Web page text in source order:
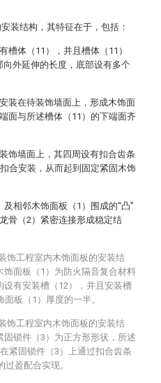
装结构，其特征在于，包括：
槽体（11），并且槽体（11）
外延伸的长度，底部设有多个
装在待装饰墙面上，形成木饰面
面与所述槽体（11）的下端面齐
饰墙面上，其四周设有扣合齿条
合安装，从而起到固定紧固木饰
相邻木饰面板（1）围成的“凸”
骨（2）紧密连接形成稳定结
饰工程室内木饰面板的安装结
饰面板（1）为防火隔音复合材料
设有安装槽（12），并且安装槽
面板（1）厚度的一半。
饰工程室内木饰面板的安装结
锁件（3）为正方形形状，所述
紧固锁件（3）上通过扣合齿条
过盈配合实现。